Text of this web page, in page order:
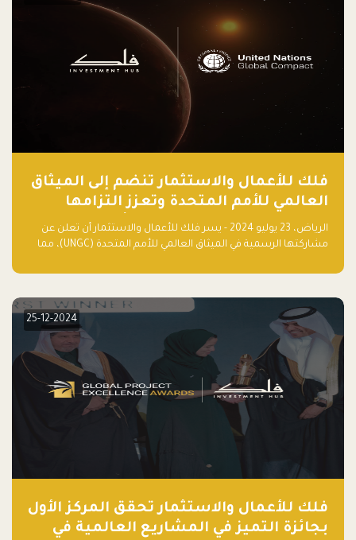
فلك للأعمال والاستثمار تنضم إلى الميثاق
العالمي للأمم المتحدة وتعزز التزامها
بالاستدامة مع مسرعة فلاقشِب: تقنيات
المناخ
الرياض، 23 يوليو 2024 - يسر فلك للأعمال والاستثمار أن تعلن عن
مشاركتها الرسمية في الميثاق العالمي للأمم المتحدة (UNGC)، مما
25-12-2024
فلك للأعمال والاستثمار تحقق المركز الأول
بجائزة التميز في المشاريع العالمية في